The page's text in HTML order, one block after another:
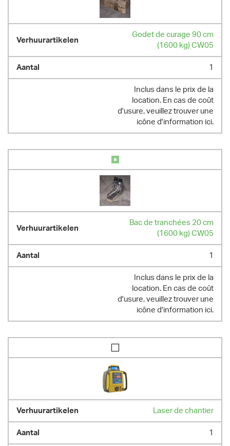
Godet de curage 90 cm
(1600 kg) CW05
1
Inclus dans le prix de la
location. En cas de coût
d'usure, veuillez trouver une
icône d'information ici.
Bac de tranchées 20 cm
(1600 kg) CW05
1
Inclus dans le prix de la
location. En cas de coût
d'usure, veuillez trouver une
icône d'information ici.
Laser de chantier
1